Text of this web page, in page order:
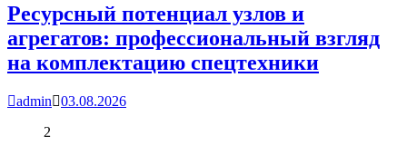
Ресурсный потенциал узлов и
агрегатов: профессиональный взгляд
на комплектацию спецтехники
admin
03.08.2026
2